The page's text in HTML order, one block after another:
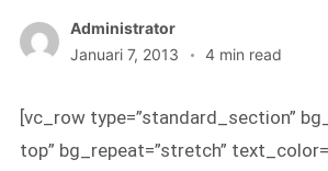
Administrator
Januari 7, 2013
4 min read
[vc_row type=”standard_section”
top” bg_repeat=”stretch”